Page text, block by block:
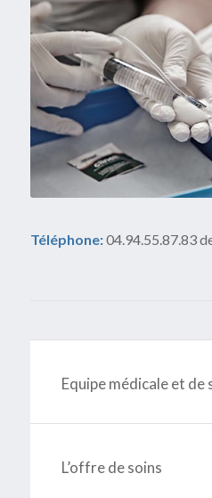
Téléphone:04.94.55.87.83
Equipe médicale et de
L’offre de soins